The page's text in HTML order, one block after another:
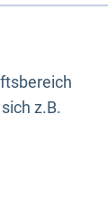
z.B.